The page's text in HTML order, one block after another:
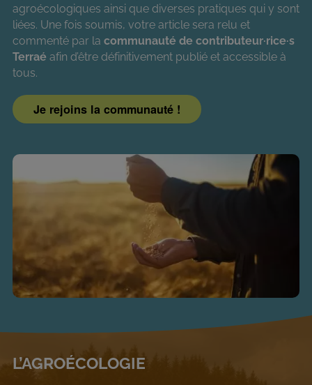
agroécologiques ainsi que diverses pratiques qui y sont
liées. Une fois soumis, votre article sera relu et
commenté par la communauté de contributeur·rice·s
Terraé afin d’être définitivement publié et accessible à
tous.
Je rejoins la communauté !
L’AGROÉCOLOGIE